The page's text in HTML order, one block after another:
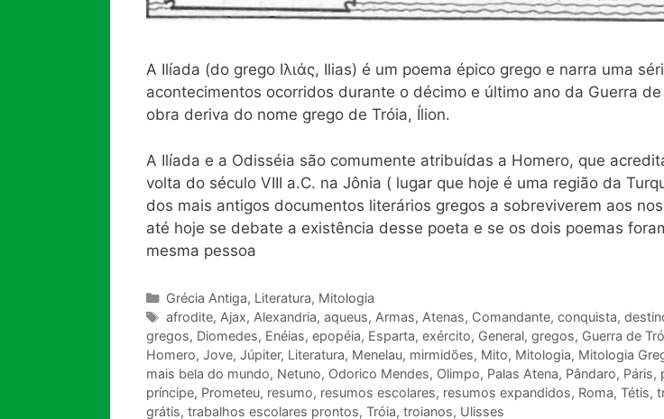
A Ilíada (do grego Iλιάς, Ilias) é um poema épico grego e narra uma
acontecimentos ocorridos durante o décimo e último ano da Guerra
obra deriva do nome grego de Tróia, Ílion.
A Ilíada e a Odisséia são comumente atribuídas a Homero, que
volta do século VIII a.C. na Jônia ( lugar que hoje é uma região da
dos mais antigos documentos literários gregos a sobreviverem aos
até hoje se debate a existência desse poeta e se os dois poemas
mesma pessoa
Categorias
Grécia Antiga, Literatura, Mitologia
Tags
afrodite, Ajax, Alexandria, aqueus, Armas, Atenas, Comandante, conquista,
gregos, Diomedes, Enéias, epopéia, Esparta, exército, General, gregos, Guerra de
Homero, Jove, Júpiter, Literatura, Menelau, mirmidões, Mito, Mitologia, Mitologia
mais bela do mundo, Netuno, Odorico Mendes, Olimpo, Palas Atena, Pândaro, Páris,
príncipe, Prometeu, resumo, resumos escolares, resumos expandidos, Roma, Tétis,
grátis, trabalhos escolares prontos, Tróia, troianos, Ulisses